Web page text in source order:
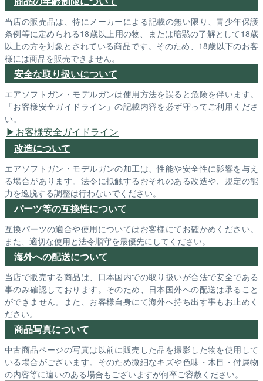
当店の販売品は、特にメーカーによる記載の無い限り、青少年保護
条例等に定められる18歳以上用の物、または暗黙の了解として18歳
以上の方を対象とされている商品です。そのため、18歳以下のお客
様には商品を販売できません。
安全な取り扱いについて
エアソフトガン・モデルガンは使用方法を誤ると危険を伴います。
「お客様安全ガイドライン」の記載内容を必ず守ってご利用くださ
い。
お客様安全ガイドライン
改造について
エアソフトガン・モデルガンの加工は、性能や安全性に影響を与え
る場合があります。法令に抵触するおそれのある改造や、規定の能
力を逸脱する調整は行わないでください。
パーツ等の互換性について
互換パーツの適合や使用についてはお客様にてお確かめください。
また、適切な使用と法令順守を最優先にしてください。
海外への配送について
当店で販売する商品は、日本国内での取り扱いが合法で安全である
事のみ確認しております。そのため、日本国外への配送は承ること
ができません。また、お客様自身にて海外へ持ち出す事もお止めく
ださい。
商品写真について
中古商品ページの写真は以前に販売した品を撮影した物を使用して
いる場合がございます。そのため微細なキズや色味・木目・付属物
の内容等に違いのある場合もございますが何卒ご容赦ください。